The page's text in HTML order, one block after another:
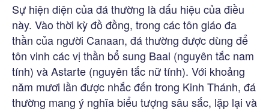
Sự hiện diện của đá thường là dấu hiệu của điều
này. Vào thời kỳ đồ đồng, trong các tôn giáo đa
thần của người Canaan, đá thường được dùng để
tôn vinh các vị thần bổ sung Baal (nguyên tắc nam
tính) và Astarte (nguyên tắc nữ tính). Với khoảng
năm mươi lần được nhắc đến trong Kinh Thánh, đá
thường mang ý nghĩa biểu tượng sâu sắc, lặp lại và